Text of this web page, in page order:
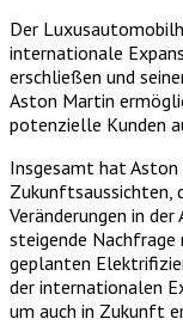
Der
internationale
erschließen und
Aston Martin
potenzielle Kunden
Insgesamt hat
Zukunftsaussichten,
Veränderungen in
steigende Nachfrage
geplanten
der internationalen
um auch in Zukunft